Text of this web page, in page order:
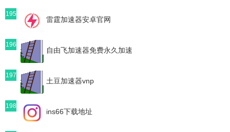
195
雷霆加速器安卓官网
196
自由飞加速器免费永久加速
197
土豆加速器vnp
198
ins66下载地址